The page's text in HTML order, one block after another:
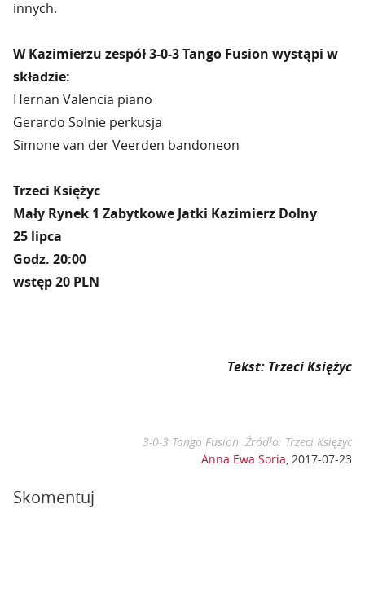
innych.
W Kazimierzu zespół 3-0-3 Tango Fusion wystąpi w
składzie:
Hernan Valencia piano
Gerardo Solnie perkusja
Simone van der Veerden bandoneon
Trzeci Księżyc
Mały Rynek 1 Zabytkowe Jatki Kazimierz Dolny
25 lipca
Godz. 20:00
wstęp 20 PLN
Tekst: Trzeci Księżyc
3-0-3 Tango Fusion. Źródło: Trzeci Księżyc
Anna Ewa Soria, 2017-07-23
Skomentuj